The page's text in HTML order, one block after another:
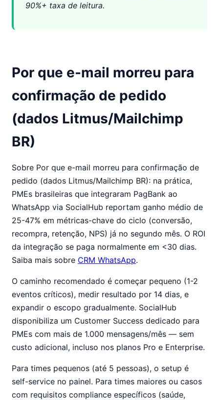
90%+ taxa de leitura.
Por que e-mail morreu para
confirmação de pedido
(dados Litmus/Mailchimp
BR)
Sobre Por que e-mail morreu para confirmação de
pedido (dados Litmus/Mailchimp BR): na prática,
PMEs brasileiras que integraram PagBank ao
WhatsApp via SocialHub reportam ganho médio de
25-47% em métricas-chave do ciclo (conversão,
recompra, retenção, NPS) já no segundo mês. O ROI
da integração se paga normalmente em <30 dias.
Saiba mais sobre CRM WhatsApp.
O caminho recomendado é começar pequeno (1-2
eventos críticos), medir resultado por 14 dias, e
expandir o escopo gradualmente. SocialHub
disponibiliza um Customer Success dedicado para
PMEs com mais de 1.000 mensagens/mês — sem
custo adicional, incluso nos planos Pro e Enterprise.
Para times pequenos (até 5 pessoas), o setup é
self-service no painel. Para times maiores ou casos
com requisitos compliance específicos (saúde,